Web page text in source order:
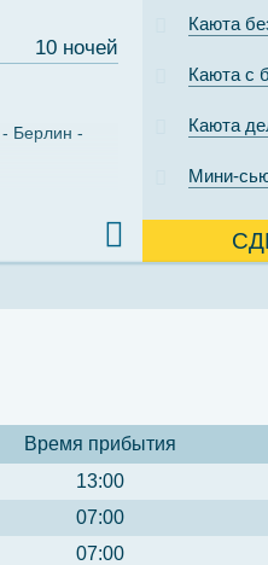
10 ночей
Берлин
Каюта
Каюта с
Каюта
Мини-
Время прибытия
13:00
07:00
07:00